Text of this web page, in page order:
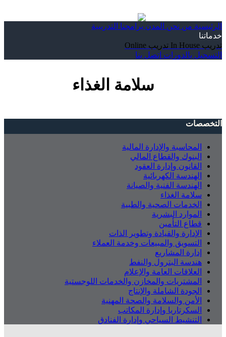
الرئيسية من نحن المدن برامجنا التدريبية
خدماتنا
تدريب In House
تدريب Online
التسجيل بالدورات إتصل بنا
سلامة الغذاء
التخصصات
المحاسبة والإدارة المالية
البنوك والقطاع المالي
القانون وإدارة العقود
الهندسة الكهربائية
الهندسة الفنية والصيانة
سلامة الغذاء
الخدمات الصحية والطبية
الموارد البشرية
قطاع التأمين
الإدارة والقيادة وتطوير الذات
التسويق والمبيعات وخدمة العملاء
إدارة المشاريع
هندسة البترول والنفط
العلاقات العامة والإعلام
المشتريات والمخازن والخدمات اللوجستية
الجودة الشاملة والإنتاج
الأمن والسلامة والصحة المهنية
السكرتاريا وإدارة المكاتب
التنشيط السياحي وإدارة الفنادق